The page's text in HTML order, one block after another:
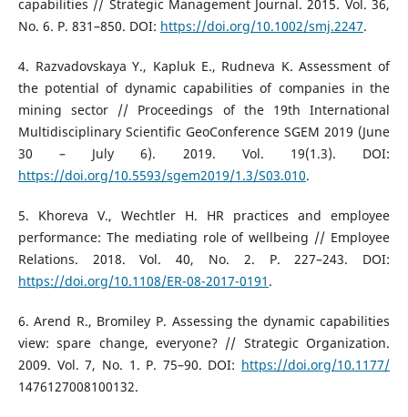
capabilities // Strategic Management Journal. 2015. Vol. 36,
No. 6. P. 831–850. DOI: https://doi.org/10.1002/smj.2247.
4. Razvadovskaya Y., Kapluk E., Rudneva K. Assessment of
the potential of dynamic capabilities of companies in the
mining sector // Proceedings of the 19th International
Multidisciplinary Scientific GeoConference SGEM 2019 (June
30 – July 6). 2019. Vol. 19(1.3). DOI:
https://doi.org/10.5593/sgem2019/1.3/S03.010.
5. Khoreva V., Wechtler H. HR practices and employee
performance: The mediating role of wellbeing // Employee
Relations. 2018. Vol. 40, No. 2. P. 227–243. DOI:
https://doi.org/10.1108/ER-08-2017-0191 .
6. Arend R., Bromiley P. Assessing the dynamic capabilities
view: spare change, everyone? // Strategic Organization.
2009. Vol. 7, No. 1. P. 75–90. DOI: https://doi.org/10.1177/
1476127008100132.